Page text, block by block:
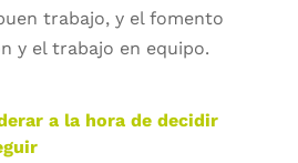
trabajo, y el fomento
y el trabajo en equipo.
a la hora de decidir